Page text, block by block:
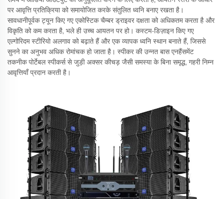
पर आवृत्ति प्रतिक्रिया को समायोजित करके संतुलित ध्वनि बनाए रखता है।
सावधानीपूर्वक ट्यून किए गए एकोस्टिक चैम्बर ड्राइवर दक्षता को अधिकतम करता है और
विकृति को कम करता है, भले ही उच्च आयतन पर हो। कस्टम-डिज़ाइन किए गए
एल्गोरिदम स्टीरियो अलगाव को बढ़ाते हैं और एक व्यापक ध्वनि स्थान बनाते हैं, जिससे
सुनने का अनुभव अधिक रोमांचक हो जाता है। स्पीकर की उन्नत बास एनहैंसमेंट
तकनीक पोर्टेबल स्पीकर्स से जुड़ी अक्सर कीचड़ जैसी समस्या के बिना समृद्ध, गहरी निम्न
आवृत्तियाँ प्रदान करती है।